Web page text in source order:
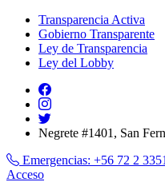
Transparencia Activa
Gobierno Transparente
Ley de Transparencia
Ley del Lobby
Negrete #1401, San
Emergencias: +56 72 2
Acceso